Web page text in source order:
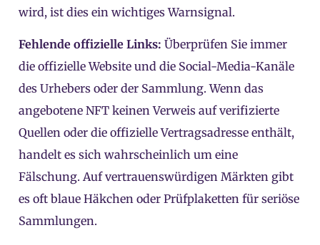
wird, ist dies ein wichtiges Warnsignal.
Fehlende offizielle Links: Überprüfen Sie immer
die offizielle Website und die Social-Media-Kanäle
des Urhebers oder der Sammlung. Wenn das
angebotene NFT keinen Verweis auf verifizierte
Quellen oder die offizielle Vertragsadresse enthält,
handelt es sich wahrscheinlich um eine
Fälschung. Auf vertrauenswürdigen Märkten gibt
es oft blaue Häkchen oder Prüfplaketten für seriöse
Sammlungen.